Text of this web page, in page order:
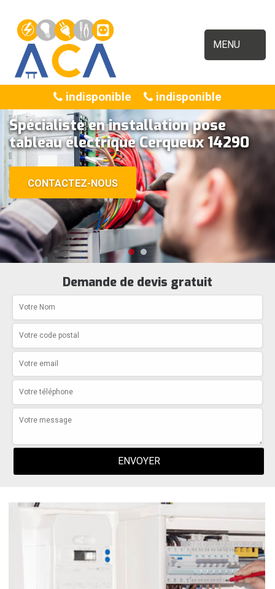
MENU
indisponible indisponible
Spécialiste en installation pose
tableau électrique Cerqueux 14290
CONTACTEZ-NOUS
Demande de devis gratuit